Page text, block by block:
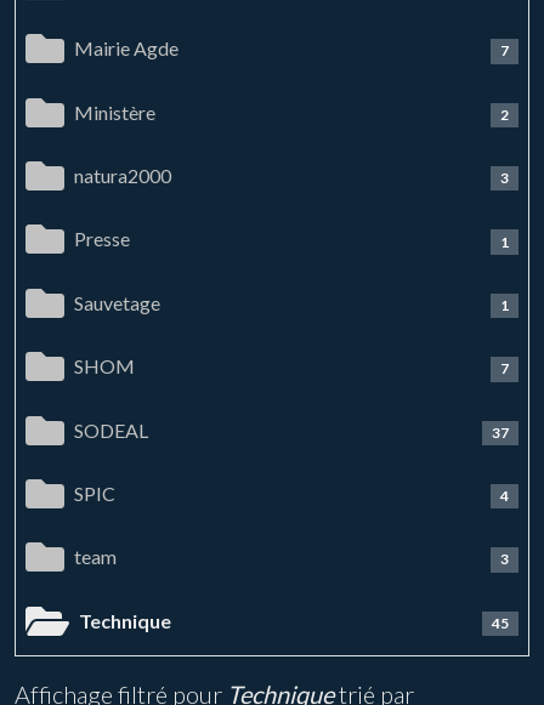
Mairie Agde 7
Ministère 2
natura2000 3
Presse 1
Sauvetage 1
SHOM 7
SODEAL 37
SPIC 4
team 3
Technique 45
Affichage filtré pour Techniquetrié par